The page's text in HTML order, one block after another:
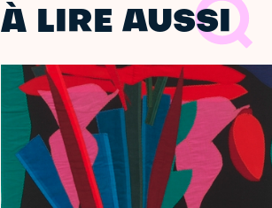
À LIRE AUSSI